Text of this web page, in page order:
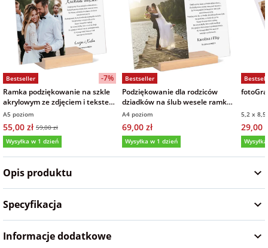
na Wielkanoc
na wieczór
panieński
na wieczór
kawalerski
Bestseller
-7%
Ramka podziękowanie na szkle
akrylowym ze zdjęciem i tekstem
15x21 cm
A5 poziom
55,00 zł 59,00 zł
Wysyłka w 1 dzień
Bestseller
Podziękowanie dla rodziców
dziadków na ślub wesele ramka
zdjęcie na szkle akrylowym
21x30 cm
A4 poziom
69,00 zł
Wysyłka w 1 dzień
5,2 x
29,00
Opis produktu
Specyfikacja
Informacje dodatkowe